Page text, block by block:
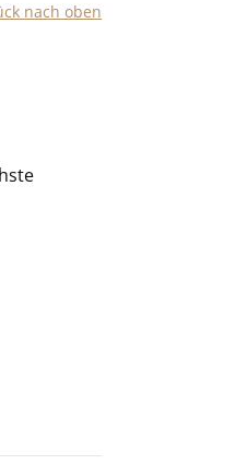
nach oben